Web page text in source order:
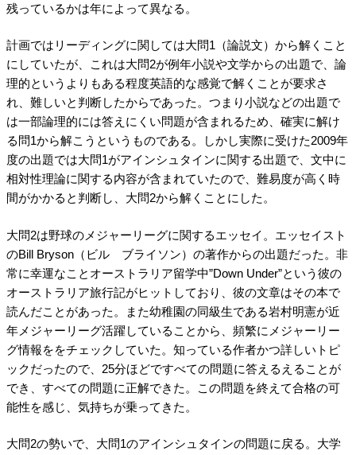
残っているかは年によって異なる。
計画ではリーディングに関しては大問1（論説文）から解くこと
にしていたが、これは大問2が例年小説や文学からの出題で、論
理的というよりもある程度英語的な感覚で解くことが要求さ
れ、難しいと判断したからであった。つまり小説などの出題で
は一部論理的には答えにくい問題が含まれるため、確実に解け
る問1から解こうというものである。しかし実際に受けた2009年
度の出題では大問1がアインシュタインに関する出題で、文中に
相対性理論に関する内容が含まれていたので、難易度が高く時
間がかかると判断し、大問2から解くことにした。
大問2は野球のメジャーリーグに関するエッセイ。エッセイスト
のBill Bryson（ビル ブライソン）の著作からの出題だった。非
常に幸運なことオーストラリア留学中”Down Under”という彼の
オーストラリア旅行記がヒットしており、彼の文章はその本で
読んだことがあった。また幼稚園の同級生である岩村明憲が近
年メジャーリーグ活躍していることから、頻繁にメジャーリー
グ情報ををチェックしていた。知っている作者かつ詳しいトピ
ックだったので、25分ほどですべての問題に答えるえることが
でき、すべての問題に正解できた。この問題を終えて合格の可
能性を感じ、気持ちが乗ってきた。
大問2の勢いで、大問1のアインシュタインの問題に戻る。大学